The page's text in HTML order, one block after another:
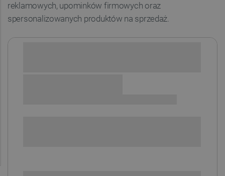
reklamowych, upominków firmowych oraz
spersonalizowanych produktów na sprzedaż.